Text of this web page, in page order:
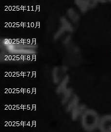
2025年11月
2025年10月
2025年9月
2025年8月
2025年7月
2025年6月
2025年5月
2025年4月